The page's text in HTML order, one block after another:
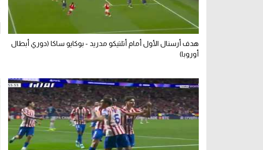
هدف أرسنال الأول أمام أتلتيكو مدريد - بوكايو ساكا (دوري أبطال
أوروبا)